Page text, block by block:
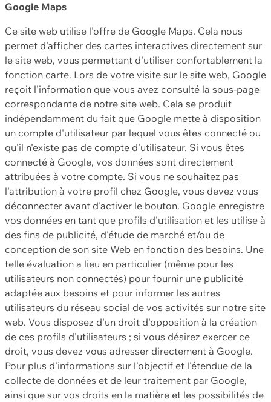
Google Maps
Ce site web utilise l'offre de Google Maps. Cela nous
permet d'afficher des cartes interactives directement sur
le site web, vous permettant d'utiliser confortablement la
fonction carte. Lors de votre visite sur le site web, Google
reçoit l'information que vous avez consulté la sous-page
correspondante de notre site web. Cela se produit
indépendamment du fait que Google mette à disposition
un compte d'utilisateur par lequel vous êtes connecté ou
qu'il n'existe pas de compte d'utilisateur. Si vous êtes
connecté à Google, vos données sont directement
attribuées à votre compte. Si vous ne souhaitez pas
l'attribution à votre profil chez Google, vous devez vous
déconnecter avant d'activer le bouton. Google enregistre
vos données en tant que profils d'utilisation et les utilise à
des fins de publicité, d'étude de marché et/ou de
conception de son site Web en fonction des besoins. Une
telle évaluation a lieu en particulier (même pour les
utilisateurs non connectés) pour fournir une publicité
adaptée aux besoins et pour informer les autres
utilisateurs du réseau social de vos activités sur notre site
web. Vous disposez d'un droit d'opposition à la création
de ces profils d'utilisateurs ; si vous désirez exercer ce
droit, vous devez vous adresser directement à Google.
Pour plus d'informations sur l'objectif et l'étendue de la
collecte de données et de leur traitement par Google,
ainsi que sur vos droits en la matière et les possibilités de